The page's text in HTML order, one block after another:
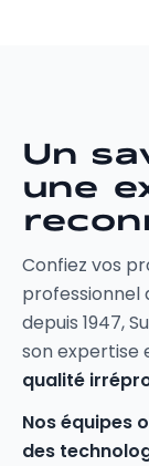
Un
une
Confiez vos
professionnel
depuis 1947,
son expertise
qualité
Nos équipes
des